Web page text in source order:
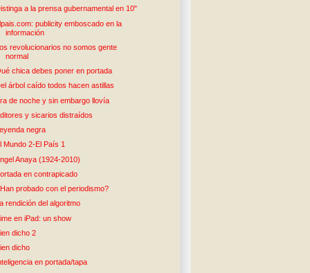
a la prensa gubernamental en 10"
publicity emboscado en la
información
revolucionarios no somos gente
normal
chica debes poner en portada
árbol caído todos hacen astillas
de noche y sin embargo llovía
y sicarios distraídos
negra
Mundo 2-El País 1
Anaya (1924-2010)
en contrapicado
probado con el periodismo?
La rendición del algoritmo
en iPad: un show
dicho 2
dicho
en portada/tapa